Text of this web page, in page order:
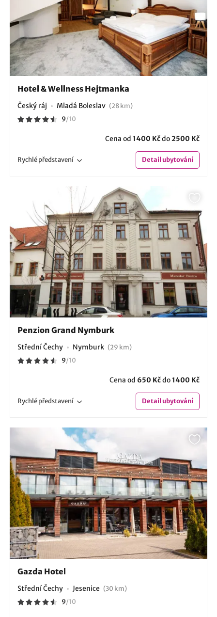
Hotel & Wellness Hejtmanka
Český ráj Mladá Boleslav (28 km)
9/10
Cena od 1400 Kčdo2500 Kč
Rychlépředstavení Detailubytování
Penzion Grand Nymburk
Střední Čechy Nymburk (29 km)
9/10
Cena od 650 Kčdo1400 Kč
Rychlépředstavení Detailubytování
Gazda Hotel
Střední Čechy Jesenice (30 km)
9/10